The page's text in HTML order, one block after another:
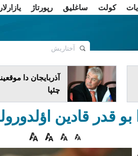
کولت ساغلیق رپورتاژ یازارلار
آذربایجان دا
چئپا
قدر قادین